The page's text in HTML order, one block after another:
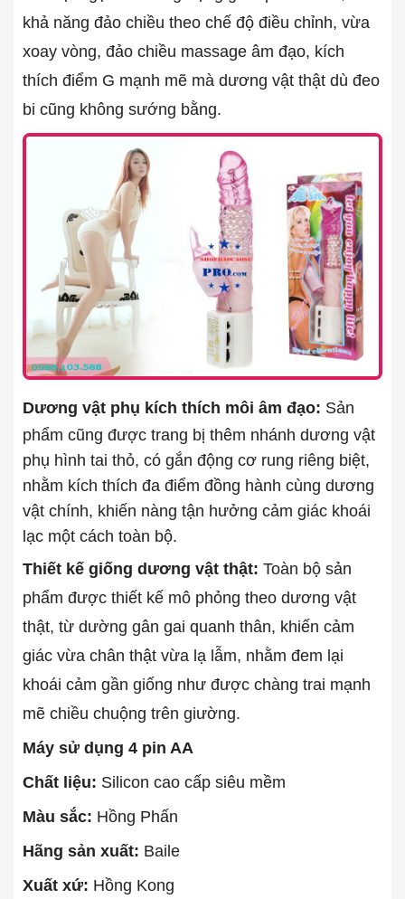
khả năng đảo chiều theo chế độ điều chỉnh, vừa
xoay vòng, đảo chiều massage âm đạo, kích
thích điểm G mạnh mẽ mà dương vật thật dù đeo
bi cũng không sướng bằng.
Dương vật phụ kích thích môi âm đạo: Sản
phẩm cũng được trang bị thêm nhánh dương vật
phụ hình tai thỏ, có gắn động cơ rung riêng biệt,
nhằm kích thích đa điểm đồng hành cùng dương
vật chính, khiến nàng tận hưởng cảm giác khoái
lạc một cách toàn bộ.
Thiết kế giống dương vật thật: Toàn bộ sản
phẩm được thiết kế mô phỏng theo dương vật
thật, từ dường gân gai quanh thân, khiến cảm
giác vừa chân thật vừa lạ lẫm, nhằm đem lại
khoái cảm gần giống như được chàng trai mạnh
mẽ chiều chuộng trên giường.
Máy sử dụng 4 pin AA
Chất liệu: Silicon cao cấp siêu mềm
Màu sắc: Hồng Phấn
Hãng sản xuất: Baile
Xuất xứ: Hồng Kong